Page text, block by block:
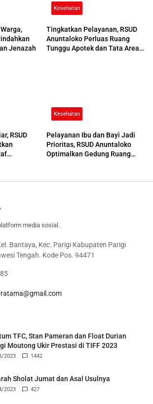
Jenazah
Kesehatan
Tingkatkan Pelayanan, RSUD
Anuntaloko Perluas Ruang
Tunggu Apotek dan Tata Area
RSUD
Kesehatan
Pelayanan Ibu dan Bayi Jadi
Prioritas, RSUD Anuntaloko
Optimalkan Gedung Ruang
media sosial.
Bantaya, Kec. Parigi Kabupaten Parigi
Tengah. Kode Pos. 94471
TFC, Stan Pameran dan Float Durian
Moutong Ukir Prestasi di TIFF 2023
2023 1442
Sholat Jumat dan Asal Usulnya
2023 427